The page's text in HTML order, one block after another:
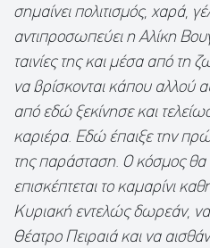
σημαίνει πολιτισμός, χαρά,
αντιπροσωπεύει η Αλίκη
ταινίες της και μέσα από
να βρίσκονται κάπου αλλού
από εδώ ξεκίνησε και
καριέρα. Εδώ έπαιξε την
της παράσταση. Ο κόσμος θα
επισκέπτεται το καμαρίνι
Κυριακή εντελώς δωρεάν, να
Θέατρο Πειραιά και να